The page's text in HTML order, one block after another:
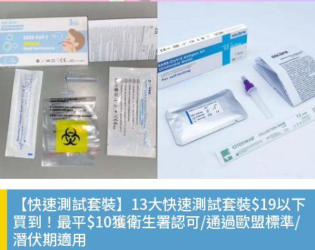
【快速測試套裝】13大快速測試套裝$19以下
買到！最平$10獲衛生署認可/通過歐盟標準/
潛伏期適用